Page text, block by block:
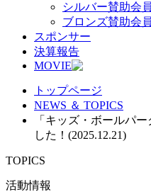
シルバー賛助会員
ブロンズ賛助会員
スポンサー
決算報告
MOVIE
トップページ
NEWS ＆ TOPICS
「キッズ・ボールパ
した！(2025.12.21)
TOPICS
活動情報